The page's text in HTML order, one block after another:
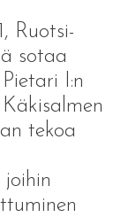
Ruotsi-
sotaa
I:n
tekoa